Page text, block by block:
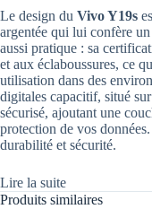
Le design du Vivo Y19s
argentée qui lui confère
aussi pratique : sa
et aux éclaboussures, ce
utilisation dans des
digitales capacitif, situé
sécurisé, ajoutant une
protection de vos
durabilité et sécurité.
Lire la suite
Produits similaires